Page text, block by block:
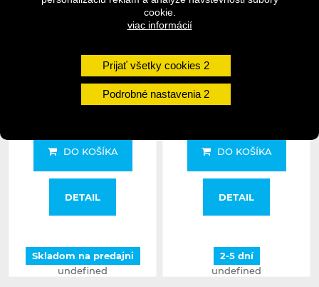
cookie.
viac informácií
Prijať všetky cookies
Podrobné nastavenia
M-WAVE redukcia
sedlovky 27,2-30.2MM
2,99 €
DO KOŠÍKA
DETAIL
Skladom na predajni
undefined
M-WAVE redukcia
sedlovky 25,4-26.6MM
3,10 €
DO KOŠÍKA
DETAIL
2-5 dní
undefined